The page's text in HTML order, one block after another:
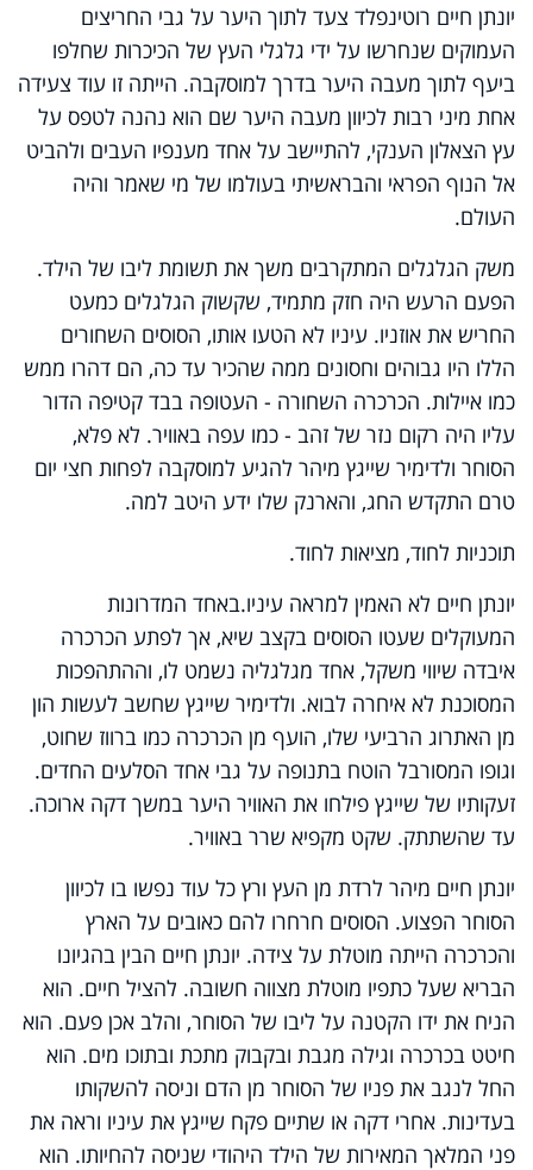
יונתן חיים רוטינפלד צעד לתוך היער על גבי החריצים
העמוקים שנחרשו על ידי גלגלי העץ של הכיכרות שחלפו
ביעף לתוך מעבה היער בדרך למוסקבה. הייתה זו עוד צעידה
אחת מיני רבות לכיוון מעבה היער שם הוא נהנה לטפס על
עץ הצאלון הענקי, להתיישב על אחד מענפיו העבים ולהביט
אל הנוף הפראי והבראשיתי בעולמו של מי שאמר והיה
העולם.
משק הגלגלים המתקרבים משך את תשומת ליבו של הילד.
הפעם הרעש היה חזק מתמיד, שקשוק הגלגלים כמעט
החריש את אוזניו. עיניו לא הטעו אותו, הסוסים השחורים
הללו היו גבוהים וחסונים ממה שהכיר עד כה, הם דהרו ממש
כמו איילות. הכרכרה השחורה - העטופה בבד קטיפה הדור
עליו היה רקום נזר של זהב - כמו עפה באוויר. לא פלא,
הסוחר ולדימיר שייגץ מיהר להגיע למוסקבה לפחות חצי יום
טרם התקדש החג, והארנק שלו ידע היטב למה.
תוכניות לחוד, מציאות לחוד.
יונתן חיים לא האמין למראה עיניו.באחד המדרונות
המעוקלים שעטו הסוסים בקצב שיא, אך לפתע הכרכרה
איבדה שיווי משקל, אחד מגלגליה נשמט לו, וההתהפכות
המסוכנת לא איחרה לבוא. ולדימיר שייגץ שחשב לעשות הון
מן האתרוג הרביעי שלו, הועף מן הכרכרה כמו ברווז שחוט,
וגופו המסורבל הוטח בתנופה על גבי אחד הסלעים החדים.
זעקותיו של שייגץ פילחו את האוויר היער במשך דקה ארוכה.
עד שהשתתק. שקט מקפיא שרר באוויר.
יונתן חיים מיהר לרדת מן העץ ורץ כל עוד נפשו בו לכיוון
הסוחר הפצוע. הסוסים חרחרו להם כאובים על הארץ
והכרכרה הייתה מוטלת על צידה. יונתן חיים הבין בהגיונו
הבריא שעל כתפיו מוטלת מצווה חשובה. להציל חיים. הוא
הניח את ידו הקטנה על ליבו של הסוחר, והלב אכן פעם. הוא
חיטט בכרכרה וגילה מגבת ובקבוק מתכת ובתוכו מים. הוא
החל לנגב את פניו של הסוחר מן הדם וניסה להשקותו
בעדינות. אחרי דקה או שתיים פקח שייגץ את עיניו וראה את
פני המלאך המאירות של הילד היהודי שניסה להחיותו. הוא